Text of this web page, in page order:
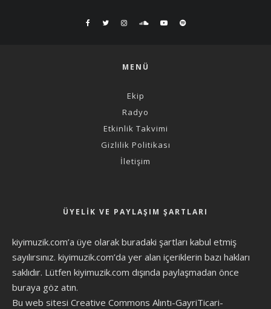
MENÜ
Ekip
Radyo
Etkinlik Takvimi
Gizlilik Politikası
İletişim
ÜYELIK VE PAYLAŞIM ŞARTLARI
kiyimuzik.com’a üye olarak buradaki şartları kabul etmiş
sayılırsınız. kiyimuzik.com’da yer alan içeriklerin bazı hakları
saklıdır. Lütfen kiyimuzik.com dışında paylaşmadan önce
buraya göz atın.
Bu web sitesi Creative Commons Alıntı-GayriTicari-